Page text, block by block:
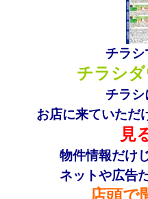
チラシ
チラシ
チラシ
お店に来ていただ
見
物件情報だけ
ネットや広告
店頭で